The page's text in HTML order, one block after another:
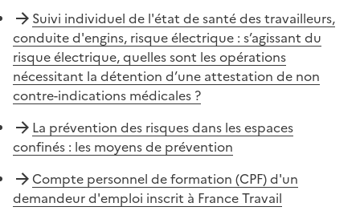
Suivi individuel de l'état de santé des travailleurs,
conduite d'engins, risque électrique : s’agissant du
risque électrique, quelles sont les opérations
nécessitant la détention d’une attestation de non
contre-indications médicales ?
La prévention des risques dans les espaces
confinés : les moyens de prévention
Compte personnel de formation (CPF) d'un
demandeur d'emploi inscrit à France Travail